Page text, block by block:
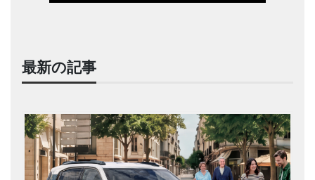
最新の記事